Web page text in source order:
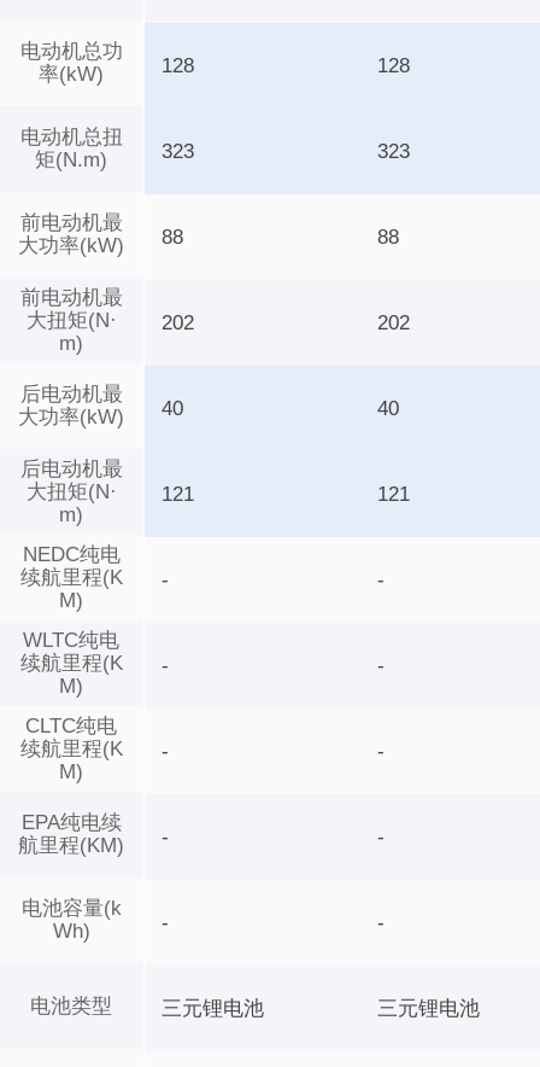
电动机总功
率(kW)
电动机总扭
矩(N.m)
前电动机最
大功率(kW)
前电动机最
大扭矩(N·
m)
后电动机最
大功率(kW)
后电动机最
大扭矩(N·
m)
NEDC纯电
续航里程(K
M)
WLTC纯电
续航里程(K
M)
CLTC纯电
续航里程(K
M)
EPA纯电续
航里程(KM)
电池容量(k
Wh)
电池类型
128 128
323 323
88 88
202 202
40 40
121 121
- -
- -
- -
- -
- -
三元锂电池 三元锂电池